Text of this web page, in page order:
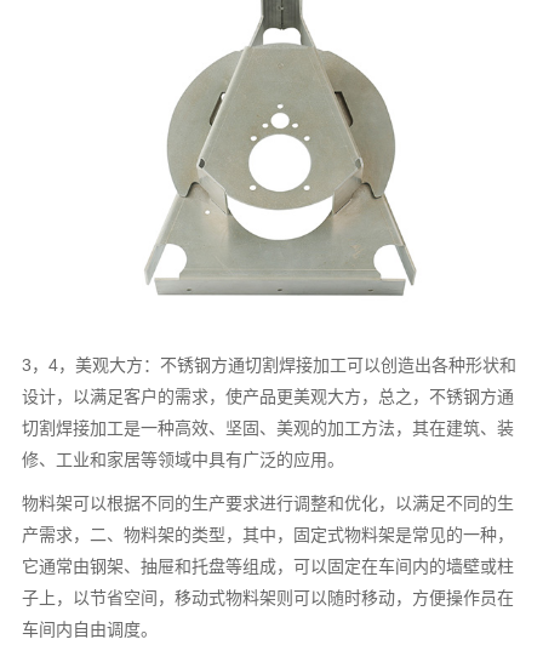
3，4，美观大方：不锈钢方通切割焊接加工可以创造出各种形状和
设计，以满足客户的需求，使产品更美观大方，总之，不锈钢方通
切割焊接加工是一种高效、坚固、美观的加工方法，其在建筑、装
修、工业和家居等领域中具有广泛的应用。
物料架可以根据不同的生产要求进行调整和优化，以满足不同的生
产需求，二、物料架的类型，其中，固定式物料架是常见的一种，
它通常由钢架、抽屉和托盘等组成，可以固定在车间内的墙壁或柱
子上，以节省空间，移动式物料架则可以随时移动，方便操作员在
车间内自由调度。